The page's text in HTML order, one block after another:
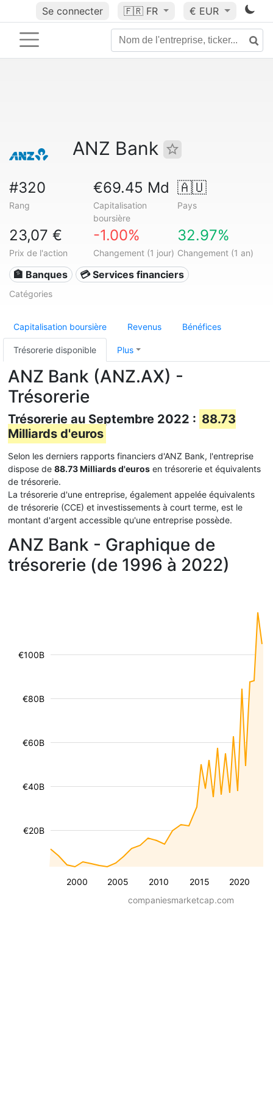
Se connecter 🇫🇷 FR € EUR
ANZ Bank
#320
Rang
€69.45 Md
Capitalisation
boursière
🇦🇺
Pays
23,07 €
Prix de l'action
-1.00%
Changement (1 jour)
32.97%
Changement (1 an)
🏦 Banques 💳 Services financiers
Catégories
Capitalisation boursière Revenus Bénéfices
Trésorerie disponible Plus
ANZ Bank (ANZ.AX) -
Trésorerie
Trésorerie au Septembre 2022 : 88.73
Milliards d'euros
Selon les derniers rapports financiers d'ANZ Bank, l'entreprise
dispose de 88.73 Milliards d'euros en trésorerie et équivalents
de trésorerie.
La trésorerie d'une entreprise, également appelée équivalents
de trésorerie (CCE) et investissements à court terme, est le
montant d'argent accessible qu'une entreprise possède.
ANZ Bank - Graphique de
trésorerie (de 1996 à 2022)
2000 2005 2010 2015 2020
€20B
€40B
€60B
€80B
€100B
companiesmarketcap.com